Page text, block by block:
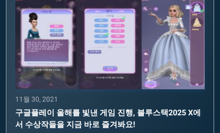
11월 30, 2021
구글플레이 올해를 빛낸 게임 진행, 블루스택2025 X에
서 수상작들을 지금 바로 즐겨봐요!